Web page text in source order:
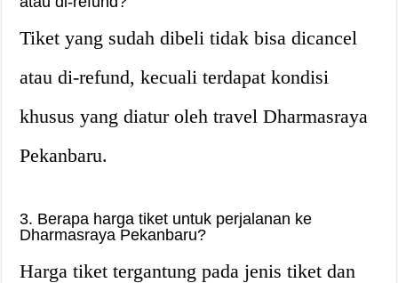
Tiket yang sudah dibeli tidak bisa dicancel
atau di-refund, kecuali terdapat kondisi
khusus yang diatur oleh travel Dharmasraya
Pekanbaru.
3. Berapa harga tiket untuk perjalanan ke
Dharmasraya Pekanbaru?
Harga tiket tergantung pada jenis tiket dan